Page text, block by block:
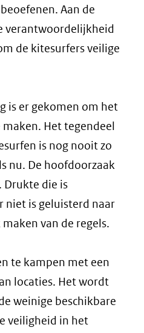
Aan de
verantwoordelijkheid
de kitesurfers veilige
is er gekomen om het
Het tegendeel
is nog nooit zo
nu. De hoofdoorzaak
Drukte die is
niet is geluisterd naar
van de regels.
te kampen met een
locaties. Het wordt
weinige beschikbare
veiligheid in het